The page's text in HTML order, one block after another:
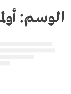
الوسم: